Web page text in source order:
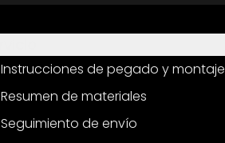
Instrucciones de pegado y montaje
Resumen de materiales
Seguimiento de envío